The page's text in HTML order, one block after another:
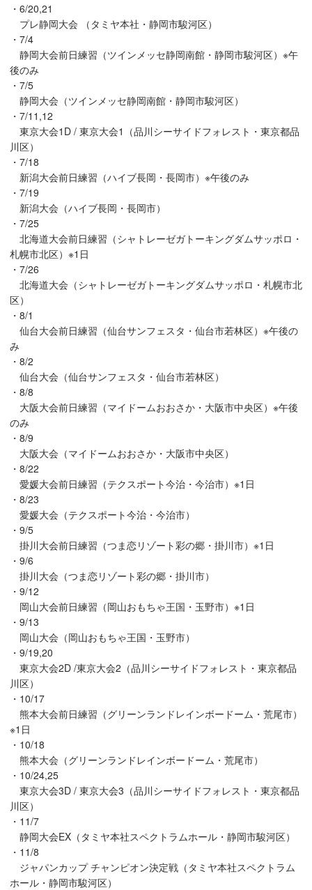
・6/20,21
プレ静岡大会 （タミヤ本社・静岡市駿河区）
・7/4
静岡大会前日練習（ツインメッセ静岡南館・静岡市駿河区）※午
後のみ
・7/5
静岡大会（ツインメッセ静岡南館・静岡市駿河区）
・7/11,12
東京大会1D / 東京大会1（品川シーサイドフォレスト・東京都品
川区）
・7/18
新潟大会前日練習（ハイブ長岡・長岡市）※午後のみ
・7/19
新潟大会（ハイブ長岡・長岡市）
・7/25
北海道大会前日練習（シャトレーゼガトーキングダムサッポロ・
札幌市北区）※1日
・7/26
北海道大会（シャトレーゼガトーキングダムサッポロ・札幌市北
区）
・8/1
仙台大会前日練習（仙台サンフェスタ・仙台市若林区）※午後の
み
・8/2
仙台大会（仙台サンフェスタ・仙台市若林区）
・8/8
大阪大会前日練習（マイドームおおさか・大阪市中央区）※午後
のみ
・8/9
大阪大会（マイドームおおさか・大阪市中央区）
・8/22
愛媛大会前日練習（テクスポート今治・今治市）※1日
・8/23
愛媛大会（テクスポート今治・今治市）
・9/5
掛川大会前日練習（つま恋リゾート彩の郷・掛川市）※1日
・9/6
掛川大会（つま恋リゾート彩の郷・掛川市）
・9/12
岡山大会前日練習（岡山おもちゃ王国・玉野市）※1日
・9/13
岡山大会（岡山おもちゃ王国・玉野市）
・9/19,20
東京大会2D /東京大会2（品川シーサイドフォレスト・東京都品
川区）
・10/17
熊本大会前日練習（グリーンランドレインボードーム・荒尾市）
※1日
・10/18
熊本大会（グリーンランドレインボードーム・荒尾市）
・10/24,25
東京大会3D / 東京大会3（品川シーサイドフォレスト・東京都品
川区）
・11/7
静岡大会EX（タミヤ本社スペクトラムホール・静岡市駿河区）
・11/8
ジャパンカップ チャンピオン決定戦（タミヤ本社スペクトラム
ホール・静岡市駿河区）